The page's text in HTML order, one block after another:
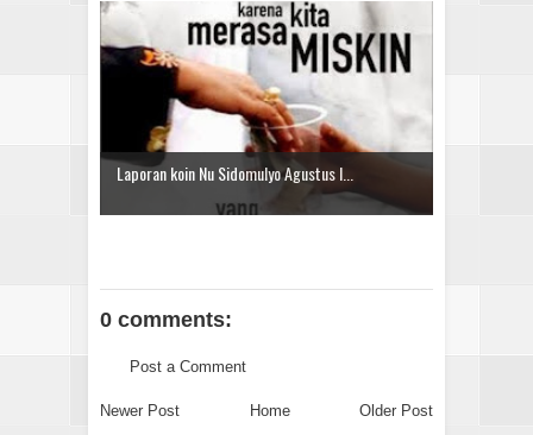
Laporan koin Nu Sidomulyo Agustus I...
0 comments:
Post a Comment
Newer Post Older Post
Home